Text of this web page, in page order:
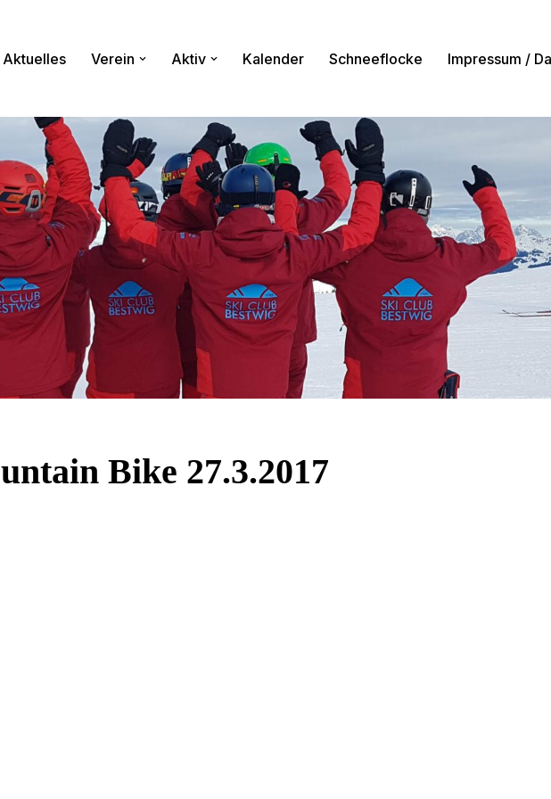
Aktuelles Verein Aktiv Kalender Schneeflocke Impressum /
Bike 27.3.2017